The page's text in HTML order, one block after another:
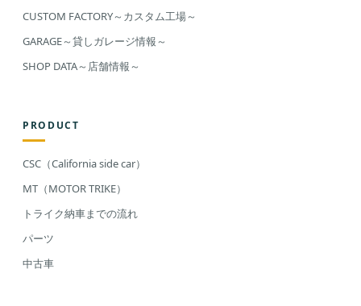
CUSTOM FACTORY～カスタム工場～
GARAGE～貸しガレージ情報～
SHOP DATA～店舗情報～
PRODUCT
CSC（California side car）
MT（MOTOR TRIKE）
トライク納車までの流れ
パーツ
中古車